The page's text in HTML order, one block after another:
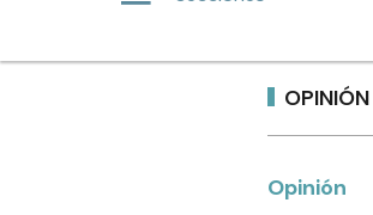
OPINIÓN
Opinión